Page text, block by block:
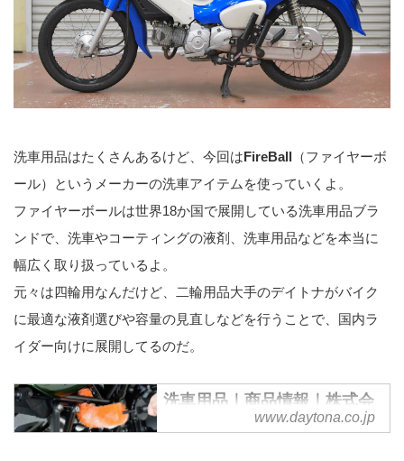
洗車用品はたくさんあるけど、今回はFireBall （ファイヤーボ
ール）というメーカーの洗車アイテムを使っていくよ。
ファイヤーボールは世界18か国で展開している洗車用品ブラ
ンドで、洗車やコーティングの液剤、洗車用品などを本当に
幅広く取り扱っているよ。
元々は四輪用なんだけど、二輪用品大手のデイトナがバイク
に最適な液剤選びや容量の見直しなどを行うことで、国内ラ
イダー向けに展開してるのだ。
洗車用品｜商品情報｜株式会
www.daytona.co.jp